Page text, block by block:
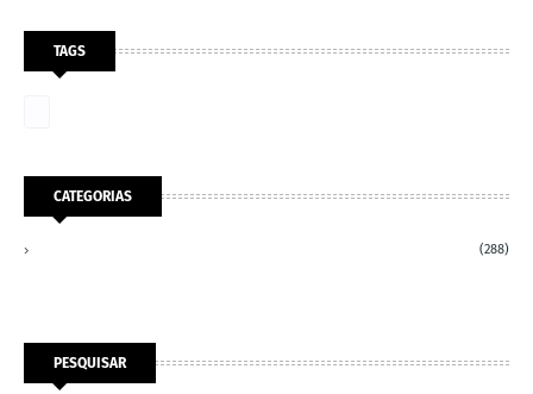
TAGS
CATEGORIAS
(288)
PESQUISAR